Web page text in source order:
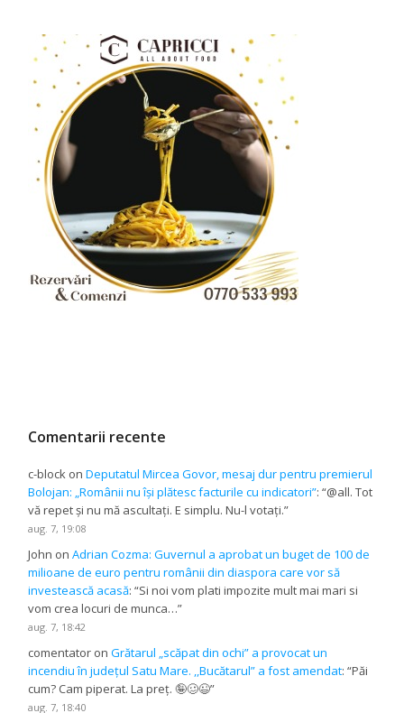
Comentarii recente
c-block onDeputatul Mircea Govor, mesaj dur pentru premierul
Bolojan: „Românii nu își plătesc facturile cu indicatori”: “@all. Tot
vă repet și nu mă ascultați. E simplu. Nu-l votați.”
aug. 7, 19:08
John onAdrian Cozma: Guvernul a aprobat un buget de 100 de
milioane de euro pentru românii din diaspora care vor să
investească acasă: “Si noi vom plati impozite mult mai mari si
vom crea locuri de munca…”
aug. 7, 18:42
comentator onGrătarul „scăpat din ochi” a provocat un
incendiu în județul Satu Mare. ,,Bucătarul” a fost amendat: “Păi
cum? Cam piperat. La preț. 🤪🥴😉”
aug. 7, 18:40